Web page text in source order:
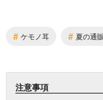
# ケモノ耳 # 夏の通
注意事項